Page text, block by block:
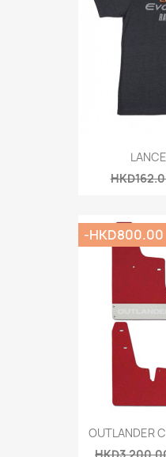
OUTLANDER
-HKD800.00